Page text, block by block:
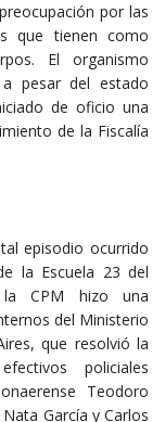
por las
que tienen como
El organismo
pesar del estado
de oficio una
de la Fiscalía
episodio ocurrido
la Escuela 23 del
CPM hizo una
del Ministerio
que resolvió la
policiales
Teodoro
García y Carlos